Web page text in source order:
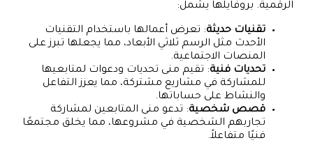
الرقمية. بروفايلها يشمل:
تقنيات حديثة: تعرض أعمالها باستخدام التقنيات
الأحدث مثل الرسم ثلاثي الأبعاد، مما يجعلها تبرز على
المنصات الاجتماعية.
تحديات فنية: تقيم منى تحديات ودعوات لمتابعيها
للمشاركة في مشاريع مشتركة، مما يعزز التفاعل
والنشاط على حساباتها.
قصص شخصية: تدعو منى المتابعين لمشاركة
تجاربهم الشخصية في مشروعها، مما يخلق مجتمعًا
فنيًا متفاعلاً.